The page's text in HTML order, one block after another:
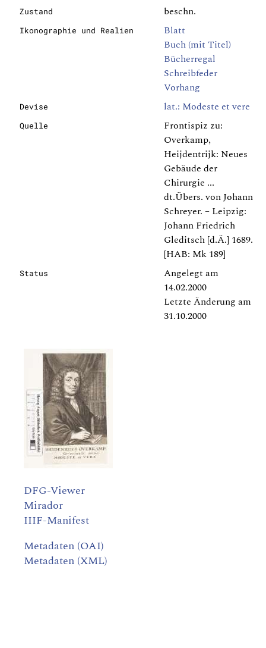
Zustand beschn.
Ikonographie und Realien
Blatt
Buch (mit Titel)
Bücherregal
Schreibfeder
Vorhang
Devise lat.: Modeste et vere
Quelle
Frontispiz zu:
Overkamp,
Heijdentrijk: Neues
Gebäude der
Chirurgie ...
dt.Übers. von Johann
Schreyer. – Leipzig:
Johann Friedrich
Gleditsch [d.Ä.] 1689.
[HAB: Mk 189]
Status
Angelegt am
14.02.2000
Letzte Änderung am
31.10.2000
DFG-Viewer
Mirador
IIIF-Manifest
Metadaten (OAI)
Metadaten (XML)